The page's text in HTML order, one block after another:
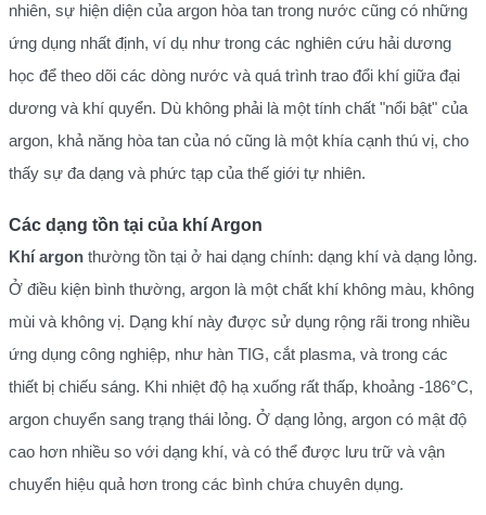
nhiên, sự hiện diện của argon hòa tan trong nước cũng có những
ứng dụng nhất định, ví dụ như trong các nghiên cứu hải dương
học để theo dõi các dòng nước và quá trình trao đổi khí giữa đại
dương và khí quyển. Dù không phải là một tính chất "nổi bật" của
argon, khả năng hòa tan của nó cũng là một khía cạnh thú vị, cho
thấy sự đa dạng và phức tạp của thế giới tự nhiên.
Các dạng tồn tại của khí Argon
Khí argon thường tồn tại ở hai dạng chính: dạng khí và dạng lỏng.
Ở điều kiện bình thường, argon là một chất khí không màu, không
mùi và không vị. Dạng khí này được sử dụng rộng rãi trong nhiều
ứng dụng công nghiệp, như hàn TIG, cắt plasma, và trong các
thiết bị chiếu sáng. Khi nhiệt độ hạ xuống rất thấp, khoảng -186°C,
argon chuyển sang trạng thái lỏng. Ở dạng lỏng, argon có mật độ
cao hơn nhiều so với dạng khí, và có thể được lưu trữ và vận
chuyển hiệu quả hơn trong các bình chứa chuyên dụng.